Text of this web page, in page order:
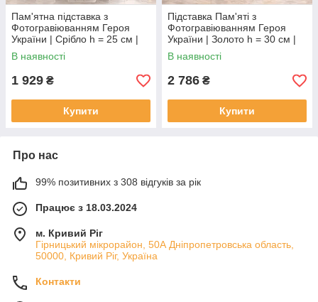
Пам'ятна підставка з
Фотогравіюванням Героя
України | Срібло h = 25 см |
Індивідуальне виготовлення
В наявності
1 929 ₴
Купити
Підставка Пам'яті з
Фотогравіюванням Героя
України | Золото h = 30 см |
Індивідуальне виготовлення
В наявності
2 786 ₴
Купити
Про нас
99% позитивних з 308 відгуків за рік
Працює з 18.03.2024
м. Кривий Ріг
Гірницький мікрорайон, 50А Дніпропетровська область,
50000, Кривий Ріг, Україна
Контакти